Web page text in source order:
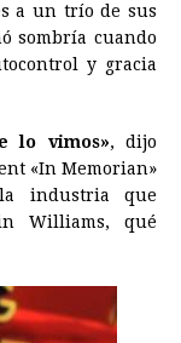
a un trío de sus
sombría cuando
y gracia
lo vimos», dijo
«In Memorian»
industria que
Williams, qué